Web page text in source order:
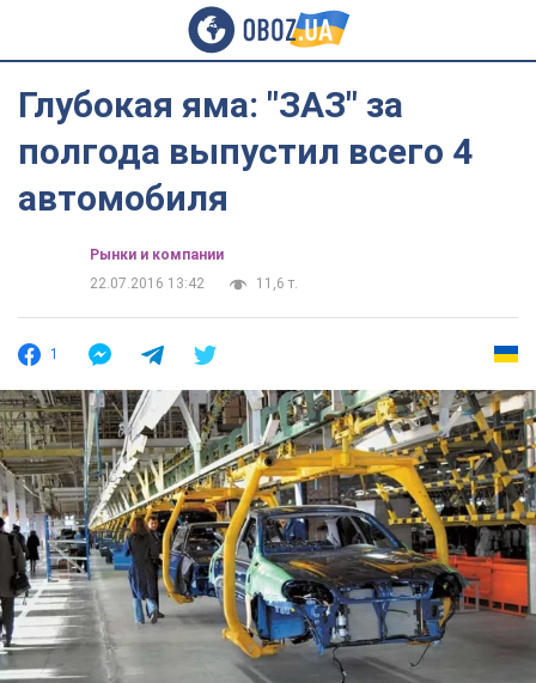
Глубокая яма: "ЗАЗ" за
полгода выпустил всего 4
автомобиля
Рынки и компании
22.07.2016 13:42
11,6 т.
1